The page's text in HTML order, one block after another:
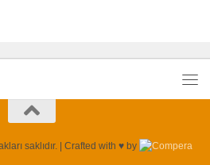
saklıdır. | Crafted with ♥ by